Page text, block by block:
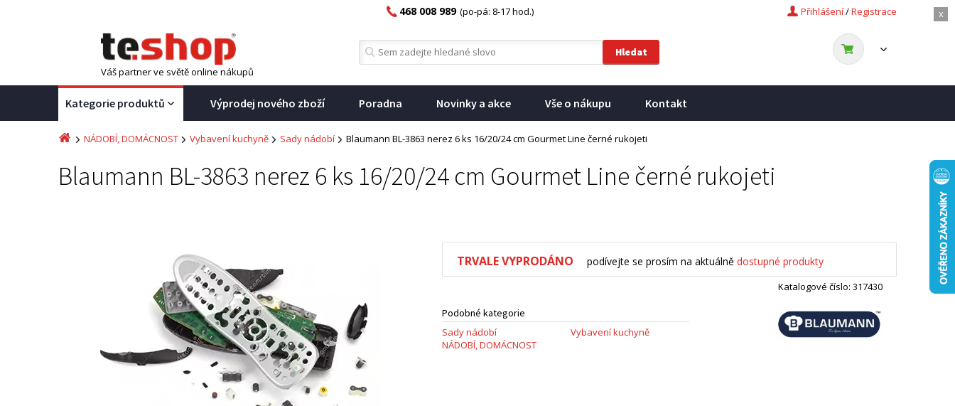
x
Registrace
/
Přihlášení
468 008 989 (po-pá: 8-17 hod.)
Váš partner ve světě online nákupů
Kategorie produktů Výprodej nového zboží Poradna Novinky a akce Vše o nákupu Kontakt
NÁDOBÍ, DOMÁCNOST Vybavení kuchyně Sady nádobí Blaumann BL-3863 nerez 6 ks 16/20/24 cm Gourmet Line černé rukojeti
Blaumann BL-3863 nerez 6 ks 16/20/24 cm Gourmet Line černé rukojeti
TRVALE VYPRODÁNO podívejte se prosím na aktuálně dostupné produkty
Katalogové číslo: 317430
Podobné kategorie
Sady nádobí
NÁDOBÍ, DOMÁCNOST
Vybavení kuchyně